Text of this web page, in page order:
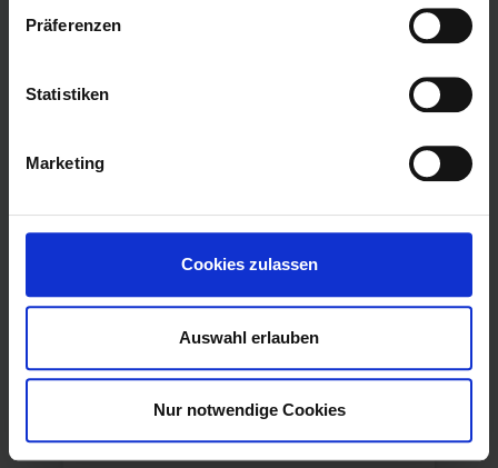
Präferenzen
Statistiken
Marketing
Cookies zulassen
Auswahl erlauben
Nur notwendige Cookies
Podcast